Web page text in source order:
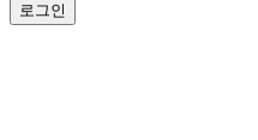
로그인